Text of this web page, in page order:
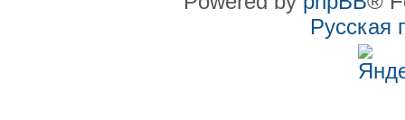
Русская